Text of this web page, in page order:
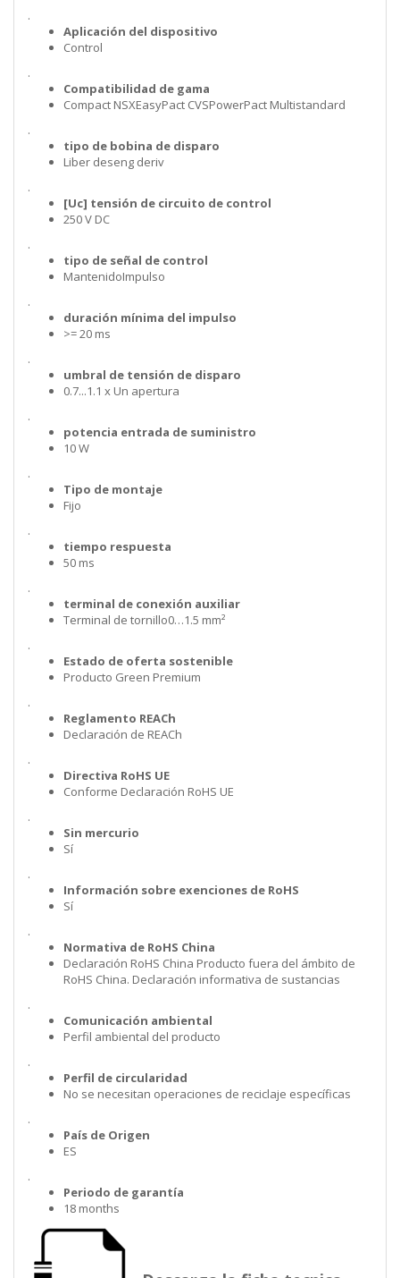
.
Aplicación del dispositivo
Control
.
Compatibilidad de gama
Compact NSXEasyPact CVSPowerPact Multistandard
.
tipo de bobina de disparo
Liber deseng deriv
.
[Uc] tensión de circuito de control
250 V DC
.
tipo de señal de control
MantenidoImpulso
.
duración mínima del impulso
>= 20 ms
.
umbral de tensión de disparo
0.7...1.1 x Un apertura
.
potencia entrada de suministro
10 W
.
Tipo de montaje
Fijo
.
tiempo respuesta
50 ms
.
terminal de conexión auxiliar
Terminal de tornillo0…1.5 mm²
.
Estado de oferta sostenible
Producto Green Premium
.
Reglamento REACh
Declaración de REACh
.
Directiva RoHS UE
Conforme Declaración RoHS UE
.
Sin mercurio
Sí
.
Información sobre exenciones de RoHS
Sí
.
Normativa de RoHS China
Declaración RoHS China Producto fuera del ámbito de
RoHS China. Declaración informativa de sustancias
.
Comunicación ambiental
Perfil ambiental del producto
.
Perfil de circularidad
No se necesitan operaciones de reciclaje específicas
.
País de Origen
ES
.
Periodo de garantía
18 months